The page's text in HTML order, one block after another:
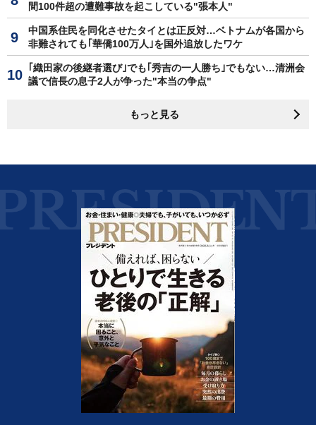
間100件超の遭難事故を起こしている"張本人"
中国系住民を同化させたタイとは正反対…ベトナムが各国から
非難されても｢華僑100万人｣を国外追放したワケ
｢織田家の後継者選び｣でも｢秀吉の一人勝ち｣でもない…清洲会
議で信長の息子2人が争った"本当の争点"
もっと見る